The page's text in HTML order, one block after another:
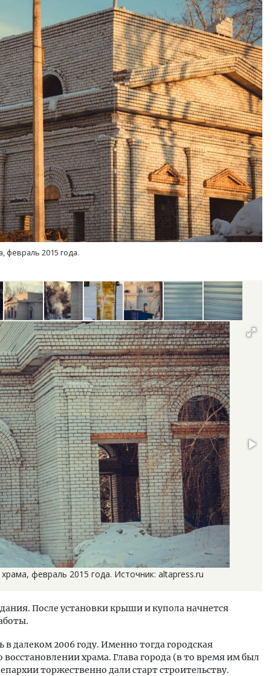
февраль 2015 года.
февраль 2015 года. Источник: altapress.ru
После установки крыши и купола начнется
в далеком 2006 году. Именно тогда городская
храма. Глава города (в то время им был
торжественно дали старт строительству.
код начинается с
Мощение крупноформатными
становится новым
благоустройства
Смелость архитектурных
Генеральный директор
ЗИАС — об эстетике
трендах в фасадах и
СТРОИТЕЛЬСТВО